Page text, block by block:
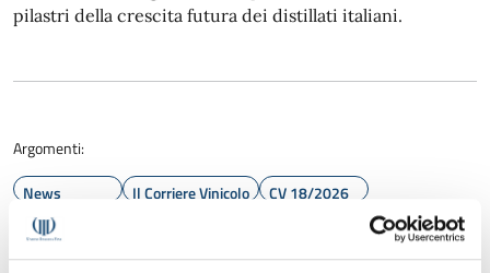
pilastri della crescita futura dei distillati italiani.
Argomenti:
News
Il Corriere Vinicolo
CV 18/2026
distillati
grappa